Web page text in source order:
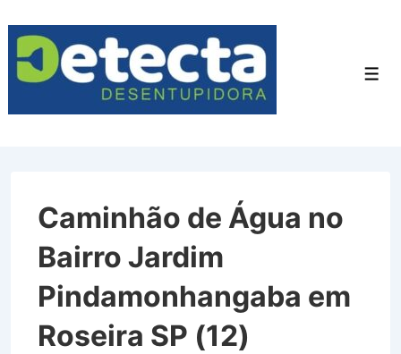
para
Conteúdo
Caminhão de Água no
Bairro Jardim
Pindamonhangaba em
Roseira SP (12)